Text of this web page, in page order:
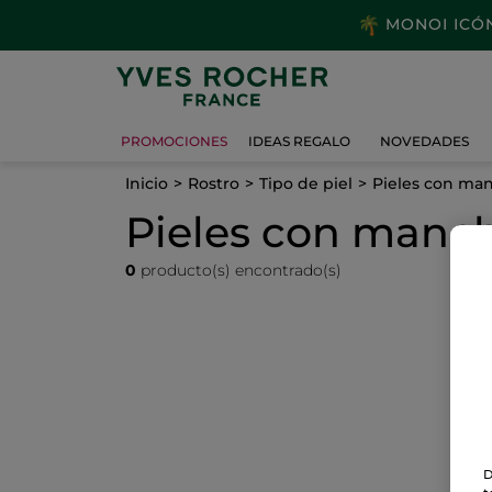
MONOI
PROMOCIONES IDEAS REGALO NOVEDADES
Inicio Rostro Tipo de piel Pieles con
Pieles con
0 producto(s) encontrado(s)